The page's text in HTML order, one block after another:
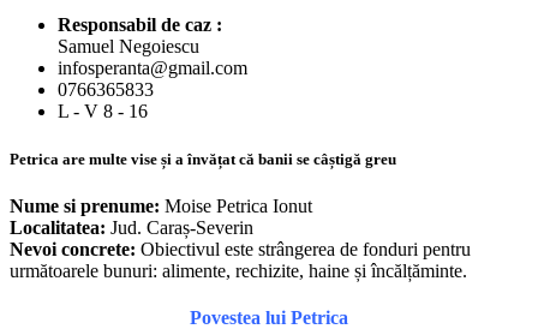
Responsabil de caz :
Samuel Negoiescu
infosperanta@gmail.com
0766365833
L - V 8 - 16
Petrica are multe vise și a învățat că banii se câștigă greu
Nume si prenume: Moise Petrica Ionut
Localitatea: Jud. Caraș-Severin
Nevoi concrete: Obiectivul este strângerea de fonduri pentru
următoarele bunuri: alimente, rechizite, haine și încălțăminte.
Povestea lui Petrica